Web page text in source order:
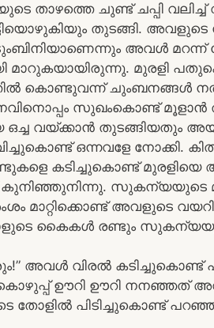
ചുണ്ട് ചപ്പി വലിച്ച്
തുടങ്ങി. അവളുടെ
അവൾ
മാറുകയായിരുന്നു. മുരളി
കൊണ്ടുവന്ന് ചുംബനങ്ങൾ
സുഖംകൊണ്ട്
വയ്ക്കാൻ തുടങ്ങിയതും
ഒന്നവളേ നോക്കി.
കടിച്ചുകൊണ്ട് മുരളിയെ
കുനിഞ്ഞുനിന്നു. സുകന്യയുടെ
മാറ്റിക്കൊണ്ട് അവളുടെ
കൈകൾ രണ്ടും
അവൾ വിരൽ
ഊറി ഊറി നനഞ്ഞത്
പിടിച്ചുകൊണ്ട്